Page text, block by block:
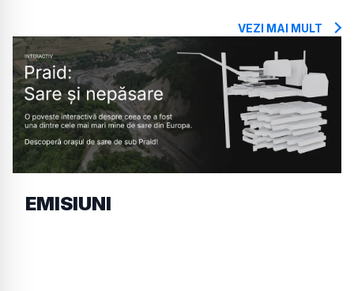
VEZI MAI MULT
EMISIUNI